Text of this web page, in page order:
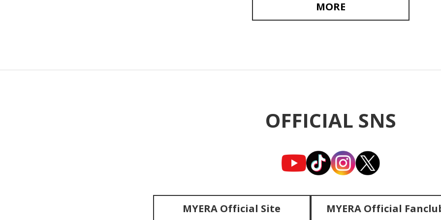
MORE
OFFICIAL SNS
MYERA Official Site MYERA Official